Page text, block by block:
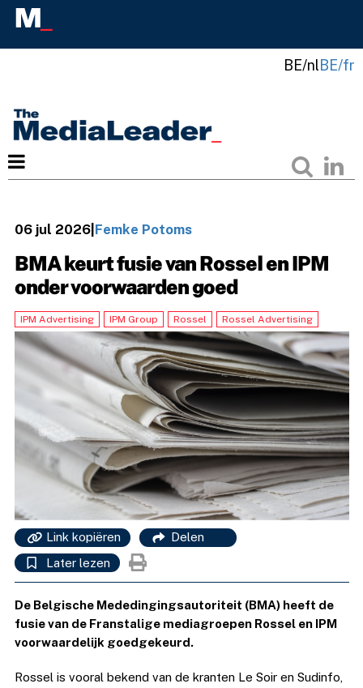
BE/nlBE/fr
06 jul 2026| Femke Potoms
BMA keurt fusie van Rossel en IPM
onder voorwaarden goed
IPM Advertising IPM Group Rossel Rossel Advertising
Link kopiëren
Delen
Later lezen
De Belgische Mededingingsautoriteit (BMA) heeft de
fusie van de Franstalige mediagroepen Rossel en IPM
voorwaardelijk goedgekeurd.
Rossel is vooral bekend van de kranten Le Soir en Sudinfo,